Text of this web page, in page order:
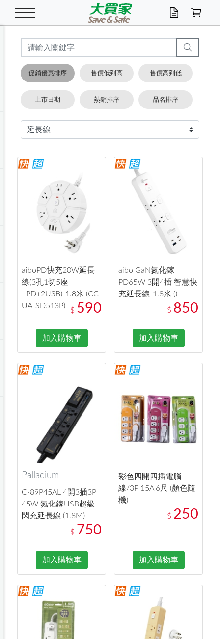
米/五穀/濃湯 米/糙米
五穀/南北貨
湯類/湯塊
油/調味料
食用油
醬油.油膏.蠔油
泡麵 / 麵條
包麵
碗麵/義大利麵
麵條/快煮麵/米粉
魚罐
醬菜/玉米罐
休閒零嘴 初一十五拜拜懶
零嘴
堅果/海苔
美味餅乾
餅乾
糕餅/點心
糖果/巧克力
糖果/蜜餞/果凍
巧克力
茶飲料
果汁咖啡
碳酸/礦泉水
養生保健/常備品 雞精/飲品
機能保健
奶粉/穀麥片
奶粉
麥片/玉米片
沖調穀粉/隨手包
特色茶品
綠茶
紅茶
奶茶/花草茶
即溶咖啡
咖啡豆/粉/濾掛
可可/糖/奶精
沐浴乳香皂 沐浴乳
香皂/洗手乳
美髮造型
洗髮/護髮
造型髮品
口腔清潔
牙 刷
牙膏/漱口水
潔顏產品
卸妝/粉刺調理
開架/身體保養
臉部保養
面/眼膜
鍋具/飲水/廚房 鍋具/餐具
保鮮/微波
掃除用具/照明/五金
掃除/清潔用具
洗衣/曬衣用具
電池/延長線
傢飾/收納/衛浴
寢具/家具
收納用品
衛浴/毛巾
寵物食品
寵物清潔/百貨
衛生紙/濕巾 抽取衛生紙/濕巾
廚房紙巾/平版/
箱購免運區
衣物清潔
洗衣精
洗衣粉/皂
漂白水/柔軟精
居家清潔
廚房/餐具清潔
浴廁/水管清潔
居家清潔/除濕芳
衛生棉
成人/嬰兒紙尿褲
箱購免運區
嬰兒尿布
成人紙尿褲
廚房家電 料理鍋具
烤箱/微波/電磁爐
快煮壺/烘碗機
季節家電
除濕/清淨機
風扇/防蚊家電
生活家電
除塵家電
美容家電
電腦周邊
數位週邊
手機/平板周邊
文具/辦公用品 文具用品
辦公文具/收納
玩具/擺設小物
汽機車百貨
機車/腳踏車百貨
汽車百貨
休閒/運動
戶外/休閒用品
健身/按摩/瑜珈
測量/護具/其他
服飾內著
配件
男/女/機能包
冷凍免運 生鮮食品
調理食品
箱購免運
食品免運
清潔用品免運
居家/汽百用品
主題專區
季節活動
店長推薦
這夏不怕熱
促銷優惠排序 售價低到高 售價高到低
上市日期 熱銷排序 品名排序
aiboPD快充20W延長
線(3孔1切5座
+PD+2USB)-1.8米 (CC-
UA-SD513P)
$ 590
加入購物車
aibo GaN氮化鎵
PD65W 3開4插 智慧快
充延長線-1.8米 ()
$ 850
加入購物車
Palladium
C-89P45AL 4開3插3P
45W 氮化鎵USB超級
閃充延長線 (1.8M)
$ 750
加入購物車
彩色四開四插電腦
線/3P 15A 6尺 (顏色隨
機)
$ 250
加入購物車